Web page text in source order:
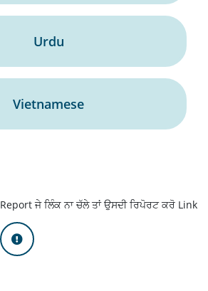
Urdu
Vietnamese
Report ਜੇ ਲਿੰਕ ਨਾ ਚੱਲੇ ਤਾਂ ਉਸਦੀ ਰਿਪੋਰਟ ਕਰੋ Link